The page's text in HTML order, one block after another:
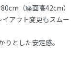
（座面高42cm）
イアウト変更もスムー
りとした安定感。